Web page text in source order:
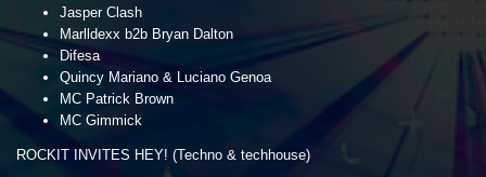
Jasper Clash
Marlldexx b2b Bryan Dalton
Difesa
Quincy Mariano & Luciano Genoa
MC Patrick Brown
MC Gimmick
ROCKIT INVITES HEY! (Techno & techhouse)